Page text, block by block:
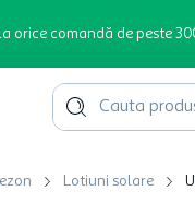
orice comandă de peste
Cauta produse
Lotiuni solare